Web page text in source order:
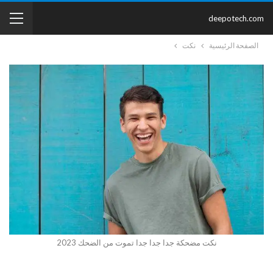
deepotech.com
الصفحة الرئيسية نكت
نكت مضحكة جدا جدا جدا تموت من الضحك 2023